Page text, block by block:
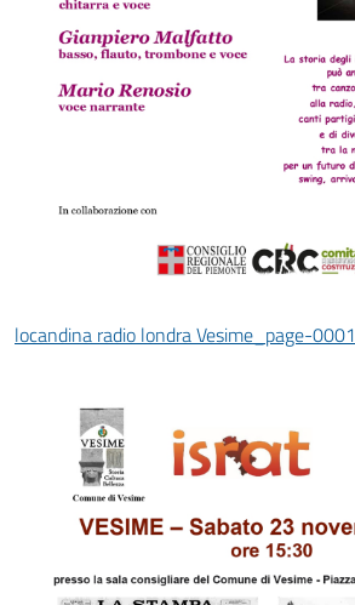
locandina radio londra Vesime_page-0001